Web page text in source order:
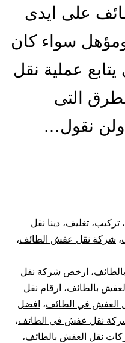
على ايدى
سواء كان
يتابع عملية نقل
التى
ولن نقول…
، تركيب، تغليف، دينا نقل
، شركة نقل عفش الطائف،
، ارخص شركة نقل
بالطائف، ارقام نقل
العفش في الطائف، افضل
نقل عفش في الطائف،
نقل العفش بالطائف،